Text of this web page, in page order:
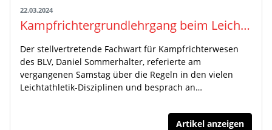
22.03.2024
Kampfrichtergrundlehrgang beim Leichtathletikverein Donaueschingen mit 16 Teilnehmer:innen
Der stellvertretende Fachwart für Kampfrichterwesen
des BLV, Daniel Sommerhalter, referierte am
vergangenen Samstag über die Regeln in den vielen
Leichtathletik-Disziplinen und besprach an…
Artikel anzeigen